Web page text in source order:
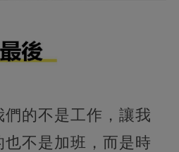
的不是工作，讓我
不是加班，而是時